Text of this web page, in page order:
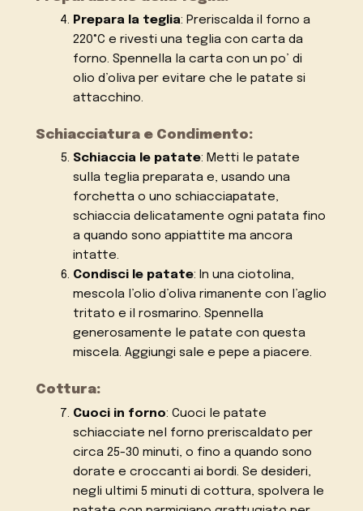
Prepara la teglia: Preriscalda il forno a
220°C e rivesti una teglia con carta da
forno. Spennella la carta con un po’ di
olio d’oliva per evitare che le patate si
attacchino.
Schiacciatura e Condimento:
Schiaccia le patate: Metti le patate
sulla teglia preparata e, usando una
forchetta o uno schiacciapatate,
schiaccia delicatamente ogni patata fino
a quando sono appiattite ma ancora
intatte.
Condisci le patate: In una ciotolina,
mescola l’olio d’oliva rimanente con l’aglio
tritato e il rosmarino. Spennella
generosamente le patate con questa
miscela. Aggiungi sale e pepe a piacere.
Cottura:
Cuoci in forno: Cuoci le patate
schiacciate nel forno preriscaldato per
circa 25-30 minuti, o fino a quando sono
dorate e croccanti ai bordi. Se desideri,
negli ultimi 5 minuti di cottura, spolvera le